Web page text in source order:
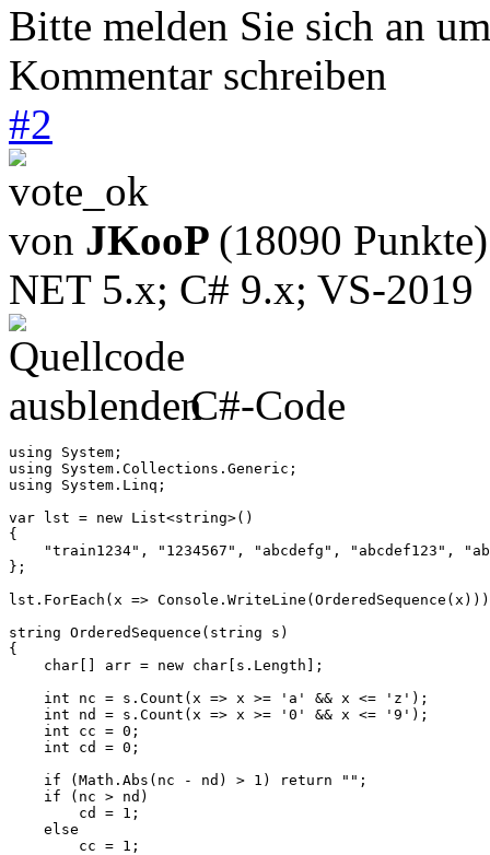
Bitte melden Sie sich an
Kommentar schreiben
#2
von JKooP (18090 Punkte)
NET 5.x; C# 9.x; VS-2019
C#-Code
using System;
using System.Collections.Generic;
using System.Linq;
var lst = new List<string>()
{
"train1234", "1234567", "abcdefg", "abcdef123",
};
lst.ForEach(x =>
string OrderedSequence(string s)
{
    char[] arr = new char[s.Length];
    int nc = s.Count(x => x >= 'a' && x <= 'z');
    int nd = s.Count(x => x >= '0' && x <= '9');
    int cc = 0;
    int cd = 0;
    if (Math.Abs(nc - nd) > 1) return "";
    if (nc > nd)
        cd = 1;
    else
        cc = 1;